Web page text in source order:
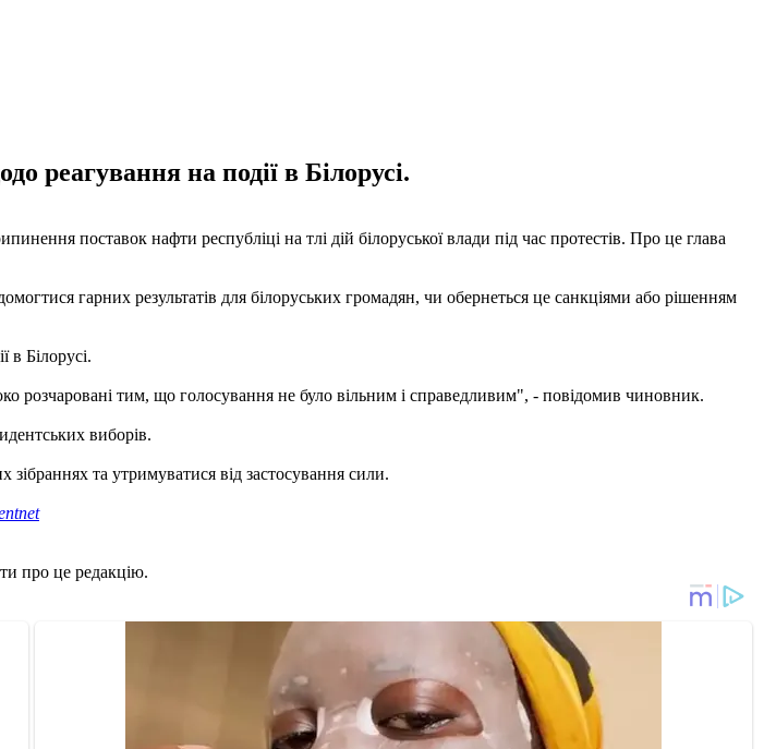
реагування на події в Білорусі.
поставок нафти республіці на тлі дій білоруської влади під час протестів. Про це глава
гарних результатів для білоруських громадян, чи обернеться це санкціями або рішенням
в Білорусі.
тим, що голосування не було вільним і справедливим", - повідомив чиновник.
виборів.
зібраннях та утримуватися від застосування сили.
про це редакцію.